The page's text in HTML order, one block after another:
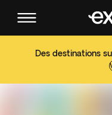
Des destinations